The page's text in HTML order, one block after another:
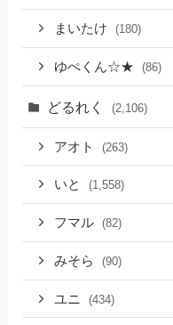
まいたけ (180)
ゆぺくん☆★ (86)
どるれく (2,106)
アオト (263)
いと (1,558)
フマル (82)
みそら (90)
ユニ (434)